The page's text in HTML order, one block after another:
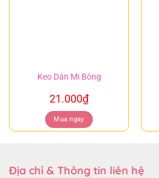
Keo Dán Mi Bông
21.000₫
Mua ngay
Địa chỉ & Thông tin liên hệ